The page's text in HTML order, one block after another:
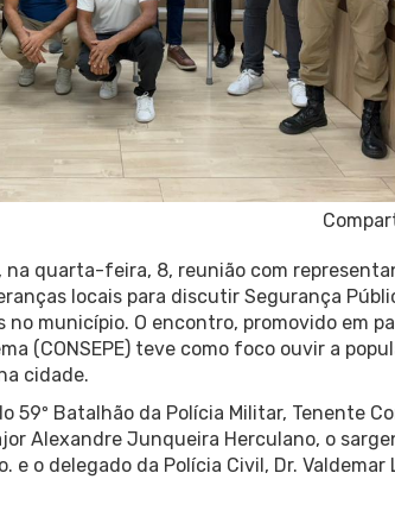
na quarta-feira, 8, reunião com
locais para discutir Segurança
município. O encontro, promovido em
(CONSEPE) teve como foco ouvir a
cidade.
59º Batalhão da Polícia Militar, Tenente
Alexandre Junqueira Herculano, o
o delegado da Polícia Civil, Dr. Valdemar